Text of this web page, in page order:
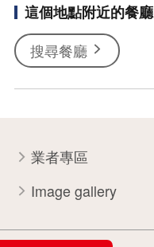
這個地點附近的餐廳
搜尋餐廳
業者專區
Image gallery